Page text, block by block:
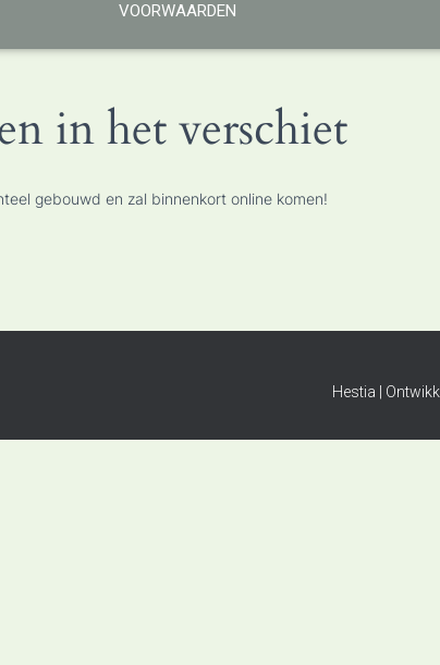
VOORWAARDEN
in het verschiet
gebouwd en zal binnenkort online komen!
Hestia |